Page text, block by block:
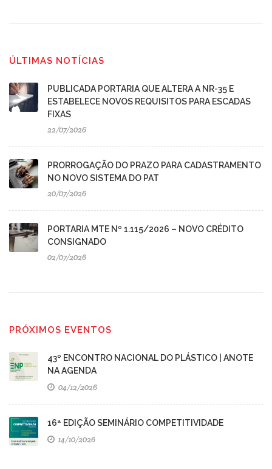
ÚLTIMAS NOTÍCIAS
PUBLICADA PORTARIA QUE ALTERA A NR-35 E
ESTABELECE NOVOS REQUISITOS PARA ESCADAS
FIXAS
22/07/2026
PRORROGAÇÃO DO PRAZO PARA CADASTRAMENTO
NO NOVO SISTEMA DO PAT
20/07/2026
PORTARIA MTE Nº 1.115/2026 – NOVO CRÉDITO
CONSIGNADO
02/07/2026
PRÓXIMOS EVENTOS
43º ENCONTRO NACIONAL DO PLÁSTICO | ANOTE
NA AGENDA
04/12/2026
16ª EDIÇÃO SEMINÁRIO COMPETITIVIDADE
14/10/2026